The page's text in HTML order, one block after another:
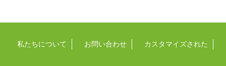
私たちについて お問い合わせ カスタマイズされた